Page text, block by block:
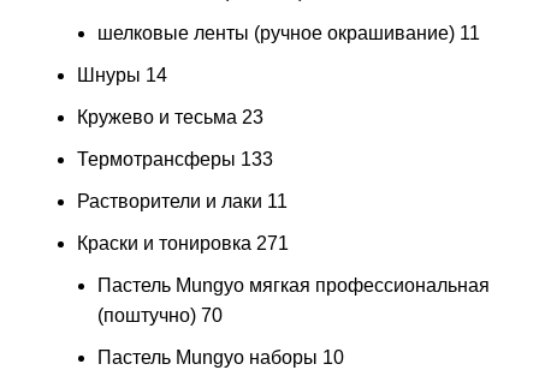
шелковые ленты (ручное окрашивание) 11
Шнуры 14
Кружево и тесьма 23
Термотрансферы 133
Растворители и лаки 11
Краски и тонировка 271
Пастель Mungyo мягкая профессиональная
(поштучно) 70
Пастель Mungyo наборы 10